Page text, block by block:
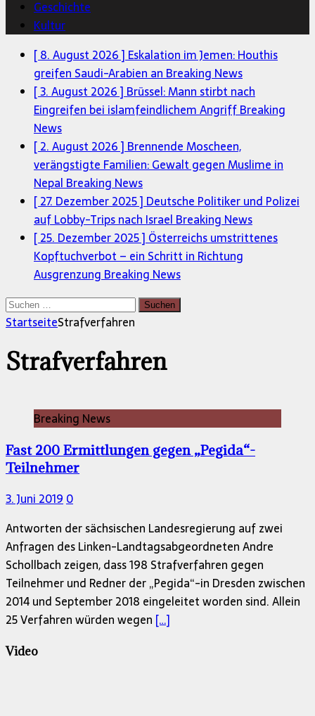
Geschichte
Kultur
[ 8. August 2026 ] Eskalation im Jemen: Houthis
greifen Saudi-Arabien an Breaking News
[ 3. August 2026 ] Brüssel: Mann stirbt nach
Eingreifen bei islamfeindlichem AngriffBreaking
News
[ 2. August 2026 ] Brennende Moscheen,
verängstigte Familien: Gewalt gegen Muslime in
Nepal Breaking News
[ 27. Dezember 2025 ] Deutsche Politiker und Polizei
auf Lobby-Trips nach Israel Breaking News
[ 25. Dezember 2025 ] Österreichs umstrittenes
Kopftuchverbot – ein Schritt in Richtung
Ausgrenzung Breaking News
Suchen
nach:
StartseiteStrafverfahren
Strafverfahren
Breaking News
Fast 200 Ermittlungen gegen „Pegida“-
Teilnehmer
3. Juni 2019 0
Antworten der sächsischen Landesregierung auf zwei
Anfragen des Linken-Landtagsabgeordneten Andre
Schollbach zeigen, dass 198 Strafverfahren gegen
Teilnehmer und Redner der „Pegida“-in Dresden zwischen
2014 und September 2018 eingeleitet worden sind. Allein
25 Verfahren würden wegen […]
Video